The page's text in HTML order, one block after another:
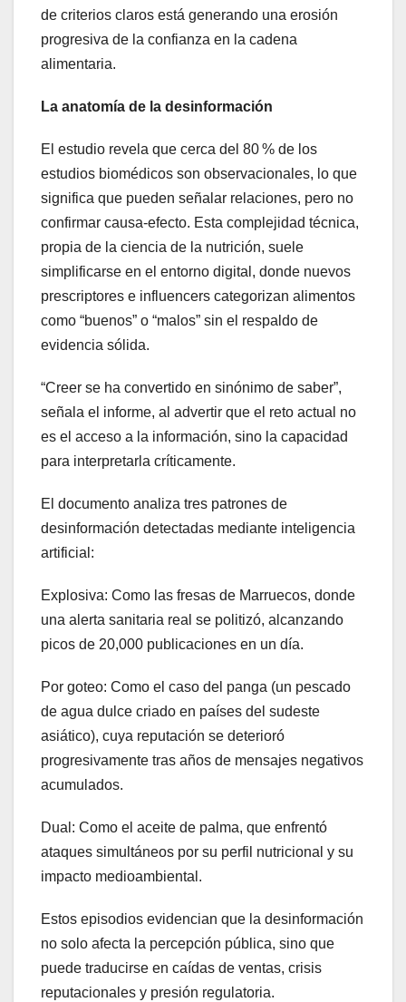
de criterios claros está generando una erosión
progresiva de la confianza en la cadena
alimentaria.
La anatomía de la desinformación
El estudio revela que cerca del 80 % de los
estudios biomédicos son observacionales, lo que
significa que pueden señalar relaciones, pero no
confirmar causa-efecto. Esta complejidad técnica,
propia de la ciencia de la nutrición, suele
simplificarse en el entorno digital, donde nuevos
prescriptores e influencers categorizan alimentos
como “buenos” o “malos” sin el respaldo de
evidencia sólida.
“Creer se ha convertido en sinónimo de saber”,
señala el informe, al advertir que el reto actual no
es el acceso a la información, sino la capacidad
para interpretarla críticamente.
El documento analiza tres patrones de
desinformación detectadas mediante inteligencia
artificial:
Explosiva: Como las fresas de Marruecos, donde
una alerta sanitaria real se politizó, alcanzando
picos de 20,000 publicaciones en un día.
Por goteo: Como el caso del panga (un pescado
de agua dulce criado en países del sudeste
asiático), cuya reputación se deterioró
progresivamente tras años de mensajes negativos
acumulados.
Dual: Como el aceite de palma, que enfrentó
ataques simultáneos por su perfil nutricional y su
impacto medioambiental.
Estos episodios evidencian que la desinformación
no solo afecta la percepción pública, sino que
puede traducirse en caídas de ventas, crisis
reputacionales y presión regulatoria.